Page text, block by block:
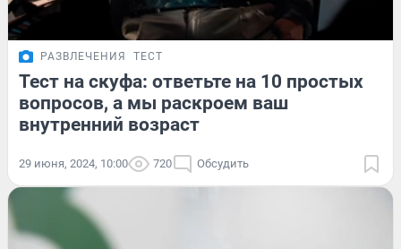
РАЗВЛЕЧЕНИЯ ТЕСТ
Тест на скуфа: ответьте на 10 простых
вопросов, а мы раскроем ваш
внутренний возраст
29 июня, 2024, 10:00 720 Обсудить